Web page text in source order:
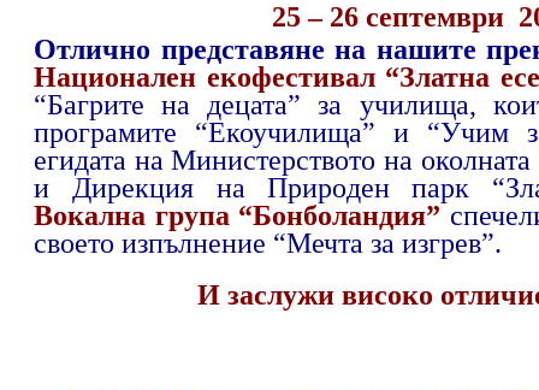
25 – 26 септември
Отлично представяне на нашите
Национален екофестивал “Златна
“Багрите на децата” за училища,
програмите “Екоучилища” и “Учим
егидата на Министерството на
и Дирекция на Природен парк
Вокална група “Бонболандия”
своето изпълнение “Мечта за изгрев”.
И заслужи високо